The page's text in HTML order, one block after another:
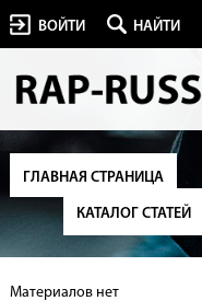
ВОЙТИ НАЙТИ
ГЛАВНАЯ СТРАНИЦА
КАТАЛОГ СТАТЕЙ
Материалов нет